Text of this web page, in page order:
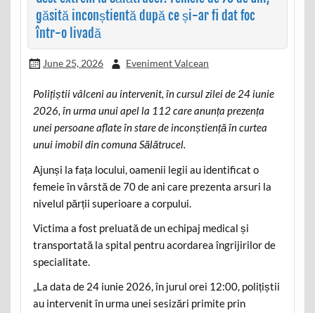
găsită inconștientă după ce și-ar fi dat foc
într-o livadă
June 25, 2026 Eveniment Valcean
Polițiștii vâlceni au intervenit, în cursul zilei de 24 iunie
2026, în urma unui apel la 112 care anunța prezența
unei persoane aflate în stare de inconștiență în curtea
unui imobil din comuna Sălătrucel.
Ajunși la fața locului, oamenii legii au identificat o
femeie în vârstă de 70 de ani care prezenta arsuri la
nivelul părții superioare a corpului.
Victima a fost preluată de un echipaj medical și
transportată la spital pentru acordarea îngrijirilor de
specialitate.
„La data de 24 iunie 2026, în jurul orei 12:00, polițiștii
au intervenit în urma unei sesizări primite prin